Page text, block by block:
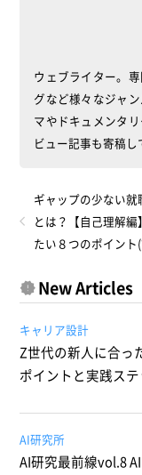
ウェブライター。
グなど様々なジャ
マやドキュメンタ
ビュー記事も寄稿し
ギャップの少ない就
とは？【自己理解編
たい８つのポイント
New Articles
キャリア設計
Z世代の新人に合っ
ポイントと実践ス
AI研究所
AI研究最前線vol.8